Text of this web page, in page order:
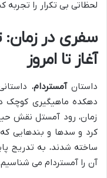
لحظاتی بی تکرار را تجربه
سفری در زمان:
آغاز تا امروز
داستانآمستردام،
دهکده ماهیگیری کوچک
زمان، رود آمستل نقش
کرد و سدها و بندهایی که
ساخته شدند، به تدریج
آن را آمستردام می